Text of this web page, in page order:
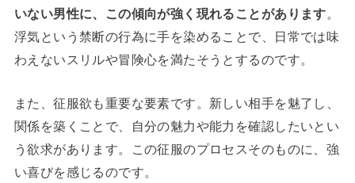
いない男性に、この傾向が強く現れることがあります
浮気という禁断の行為に手を染めることで、日常では味
わえないスリルや冒険心を満たそうとするのです。
また、征服欲も重要な要素です。新しい相手を魅了し、
関係を築くことで、自分の魅力や能力を確認したいとい
う欲求があります。この征服のプロセスそのものに、強
い喜びを感じるのです。